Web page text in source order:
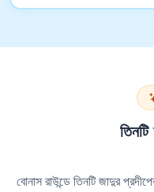
তিনটি
বোনাস রাউন্ডে তিনটি জাদুর